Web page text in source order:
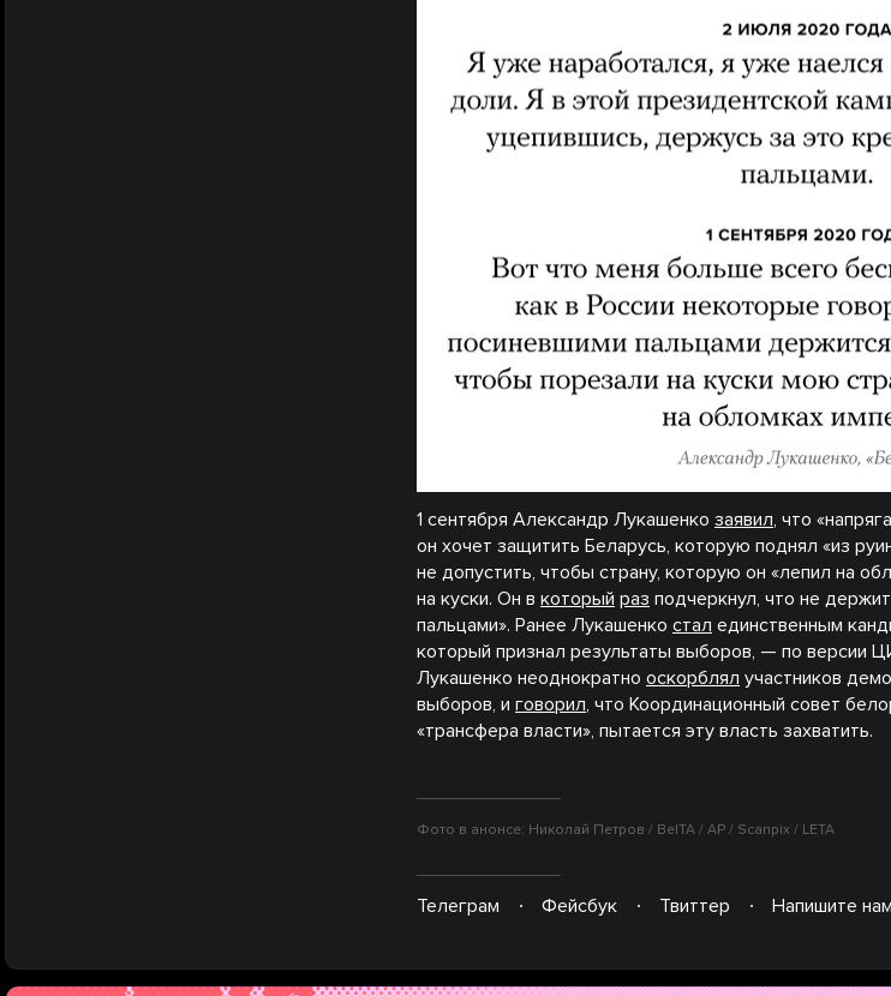
1 сентября Александр Лукашенко заявил, что
он хочет защитить Беларусь, которую поднял «из
не допустить, чтобы страну, которую он «лепил на
на куски. Он в который раз подчеркнул, что не
пальцами». Ранее Лукашенко стал единственным
который признал результаты выборов, — по версии
Лукашенко неоднократно оскорблял участников
выборов, и говорил, что Координационный совет
«трансфера власти», пытается эту власть захватить.
Фото в анонсе: Николай Петров / BelTA / AP / Scanpix / LETA
Телеграм Фейсбук Твиттер Напишите нам